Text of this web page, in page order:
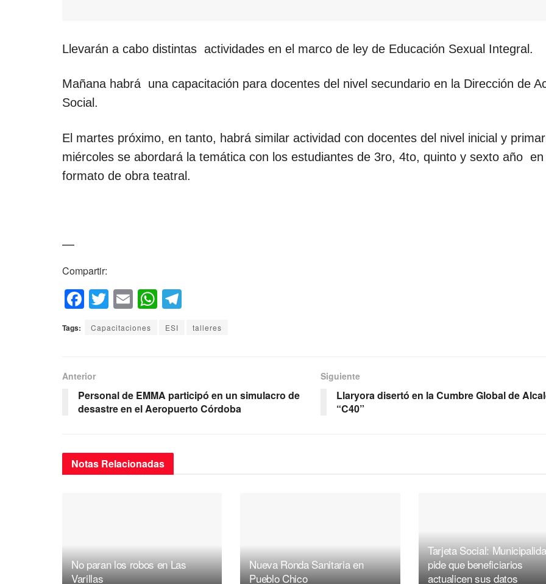
Llevarán a cabo distintas actividades en el marco de ley de Educación Sexual Integral.
Mañana habrá una capacitación para docentes del nivel secundario en la Dirección de
Social.
El martes próximo, en tanto, habrá similar actividad con docentes del nivel inicial y
miércoles se abordará la temática con los estudiantes de 3ro, 4to, quinto y sexto año en
formato de obra teatral.
—
Compartir:
F
a
c
b
o
o
T
wi
tt
E
ail
W
h
at
p
p
el
m
Tags: Capacitaciones ESI talleres
Anterior
Personal de EMMA participó en un simulacro de
desastre en el Aeropuerto Córdoba
Siguiente
Llaryora disertó en la Cumbre Global de
“C40”
Notas Relacionadas
No paran los robos en Las
Varillas
Nueva Ronda Sanitaria en
Pueblo Chico
Tarjeta Social:
pide que beneficiarios
actualicen sus datos